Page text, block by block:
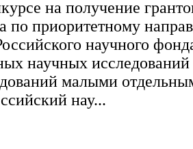
на получение
по приоритетному
научного
научных
малыми
нау...